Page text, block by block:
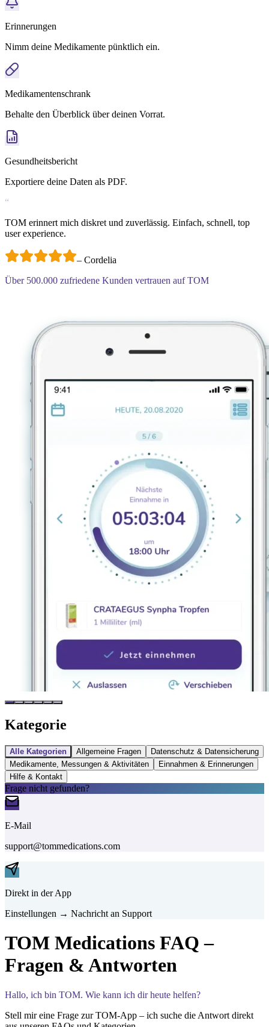
Erinnerungen
Nimm deine Medikamente pünktlich ein.
Medikamentenschrank
Behalte den Überblick über deinen Vorrat.
Gesundheitsbericht
Exportiere deine Daten als PDF.
“
TOM erinnert mich diskret und zuverlässig. Einfach, schnell, top
user experience.
– Cordelia
Über 500.000 zufriedene Kunden vertrauen auf TOM
Kategorie
Alle Kategorien Allgemeine Fragen
Datenschutz & Datensicherung
Medikamente, Messungen & Aktivitäten
Einnahmen & Erinnerungen
Hilfe & Kontakt
Frage nicht gefunden?
E-Mail
support@tommedications.com
Direkt in der App
Einstellungen → Nachricht an Support
TOM Medications FAQ –
Fragen & Antworten
Hallo, ich bin TOM. Wie kann ich dir heute helfen?
Stell mir eine Frage zur TOM-App – ich suche die Antwort direkt